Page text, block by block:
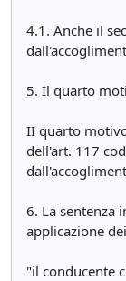
4.1. Anche il
5. Il quarto
II quarto
dell'art. 117
6. La sentenza
applicazione
"il conducente